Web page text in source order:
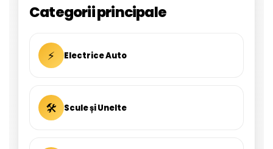
Categorii principale
⚡ Electrice Auto
🛠 Scule și Unelte